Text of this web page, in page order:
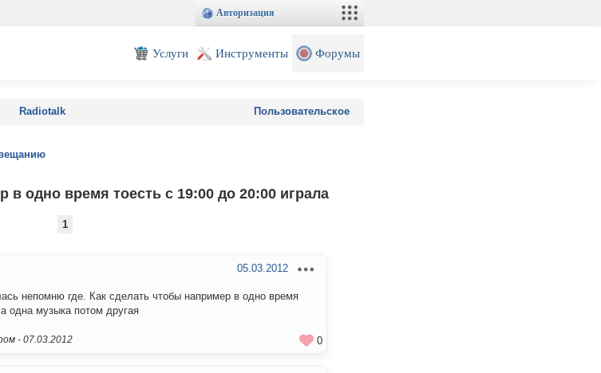
Авторизация
Услуги Инструменты Форумы
Radiotalk Пользовательское
в одно время тоесть с 19:00 до 20:00 играла
1
05.03.2012
непомню где. Как сделать чтобы например в одно время
одна музыка потом другая
- 07.03.2012 0